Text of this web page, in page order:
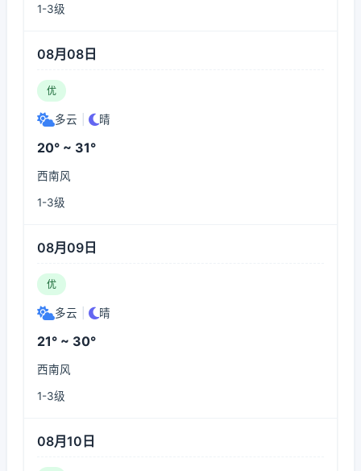
1-3级
08月08日
优
多云 晴
20° ~ 31°
西南风
1-3级
08月09日
优
多云 晴
21° ~ 30°
西南风
1-3级
08月10日